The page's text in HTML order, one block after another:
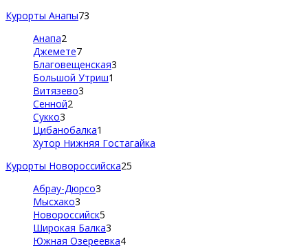
Курорты Анапы73
Анапа2
Джемете7
Благовещенская3
Большой Утриш1
Витязево3
Сенной2
Сукко3
Цибанобалка1
Хутор Нижняя Гостагайка
Курорты Новороссийска25
Абрау-Дюрсо3
Мысхако3
Новороссийск5
Широкая Балка3
Южная Озереевка4